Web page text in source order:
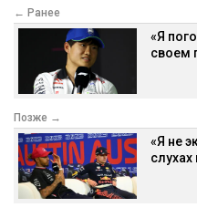
← Ранее
«Я
своем
Позже →
«Я не